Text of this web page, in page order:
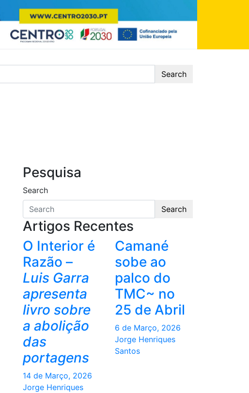
Search
Pesquisa
Search
Search
Artigos Recentes
O Interior é
Razão –
Luis Garra
apresenta
livro sobre
a abolição
das
portagens
14 de Março, 2026
Jorge Henriques
Camané
sobe ao
palco do
TMC~ no
25 de Abril
6 de Março, 2026
Jorge Henriques
Santos